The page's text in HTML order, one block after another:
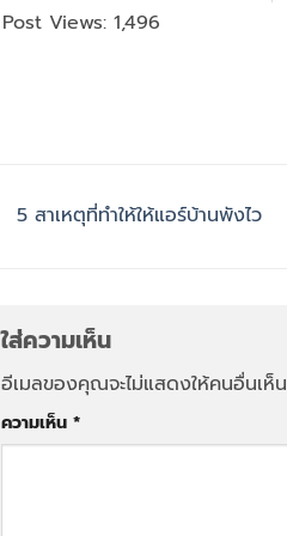
Post Views: 1,496
5 สาเหตุที่ทำให้ให้แอร์บ้านพังไว
ใส่ความเห็น
อีเมลของคุณจะไม่แสดงให้คนอื่นเห็น
ความเห็น *